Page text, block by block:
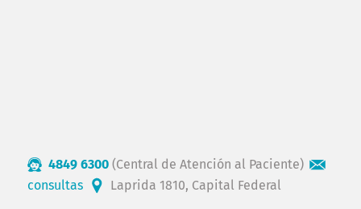
4849 6300 (Central de Atención al Paciente)
consultas
Laprida 1810, Capital Federal